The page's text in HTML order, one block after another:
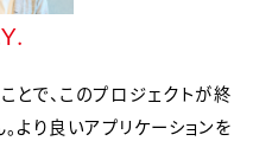
とで、このプロジェクトが終
より良いアプリケーションを